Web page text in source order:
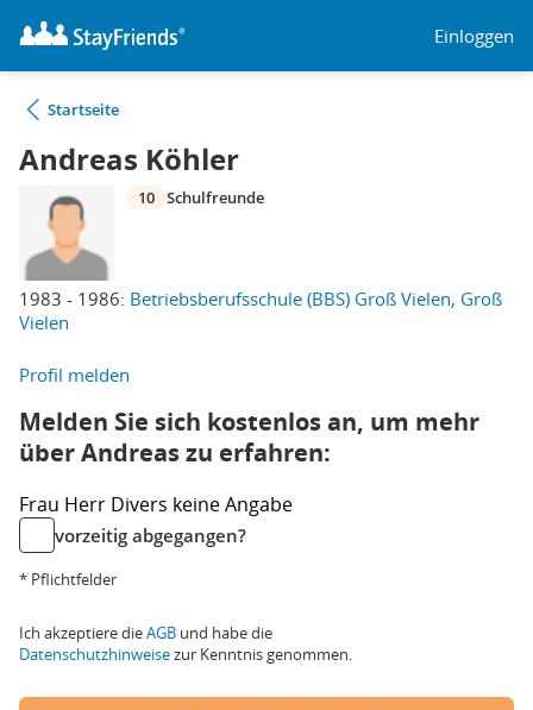
Einloggen
Startseite
Andreas Köhler
1983 - 1986: Betriebsberufsschule (BBS) Groß Vielen, Groß
Vielen
10 Schulfreunde
Profil melden
Melden Sie sich kostenlos an, um mehr
über Andreas zu erfahren:
Frau Herr Divers keine Angabe
vorzeitig abgegangen?
* Pflichtfelder
Ich akzeptiere dieAGB und habe die
Datenschutzhinweisezur Kenntnis genommen.